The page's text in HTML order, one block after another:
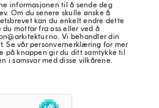
informasjonen til å sende deg
Om du senere skulle ønske å
kan du enkelt endre dette
mottar fra oss eller ved å
Vi behandler din
Se vår personvernerklæring for mer
på knappen gir du ditt samtykke til
i samsvar med disse vilkårene.